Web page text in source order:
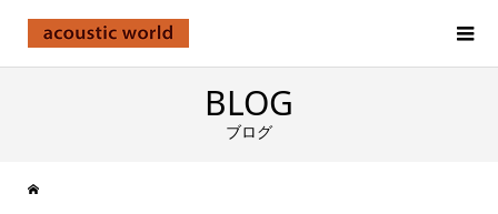
BLOG
ブログ